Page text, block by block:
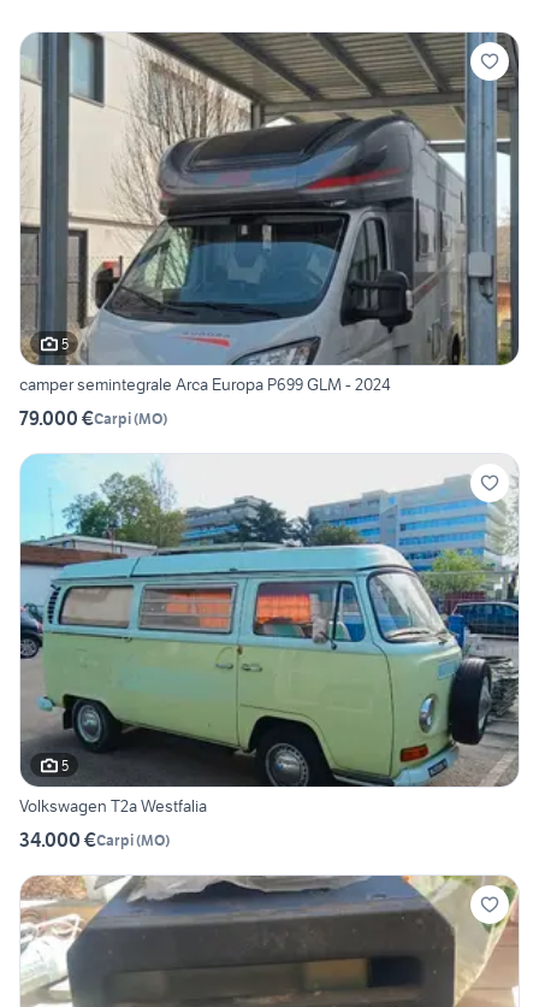
5
camper semintegrale Arca Europa P699 GLM - 2024
79.000 €Carpi(MO)
5
Volkswagen T2a Westfalia
34.000 €Carpi(MO)